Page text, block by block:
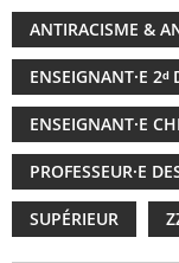
ANTIRACISME &
ENSEIGNANT·E 2ᵈ
ENSEIGNANT·E
PROFESSEUR·E
SUPÉRIEUR